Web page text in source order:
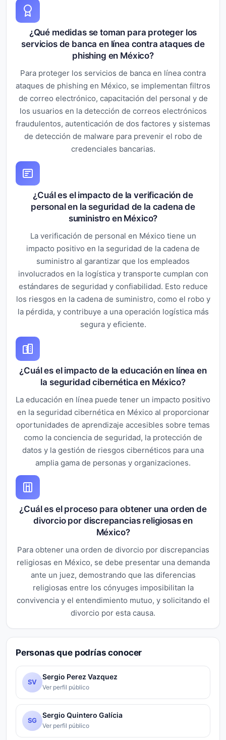
¿Qué medidas se toman para proteger los
servicios de banca en línea contra ataques de
phishing en México?
Para proteger los servicios de banca en línea contra
ataques de phishing en México, se implementan filtros
de correo electrónico, capacitación del personal y de
los usuarios en la detección de correos electrónicos
fraudulentos, autenticación de dos factores y sistemas
de detección de malware para prevenir el robo de
credenciales bancarias.
¿Cuál es el impacto de la verificación de
personal en la seguridad de la cadena de
suministro en México?
La verificación de personal en México tiene un
impacto positivo en la seguridad de la cadena de
suministro al garantizar que los empleados
involucrados en la logística y transporte cumplan con
estándares de seguridad y confiabilidad. Esto reduce
los riesgos en la cadena de suministro, como el robo y
la pérdida, y contribuye a una operación logística más
segura y eficiente.
¿Cuál es el impacto de la educación en línea en
la seguridad cibernética en México?
La educación en línea puede tener un impacto positivo
en la seguridad cibernética en México al proporcionar
oportunidades de aprendizaje accesibles sobre temas
como la conciencia de seguridad, la protección de
datos y la gestión de riesgos cibernéticos para una
amplia gama de personas y organizaciones.
¿Cuál es el proceso para obtener una orden de
divorcio por discrepancias religiosas en
México?
Para obtener una orden de divorcio por discrepancias
religiosas en México, se debe presentar una demanda
ante un juez, demostrando que las diferencias
religiosas entre los cónyuges imposibilitan la
convivencia y el entendimiento mutuo, y solicitando el
divorcio por esta causa.
Personas que podrías conocer
SV
Sergio Perez Vazquez
Ver perfil público
SG
Sergio Quintero Galícia
Ver perfil público